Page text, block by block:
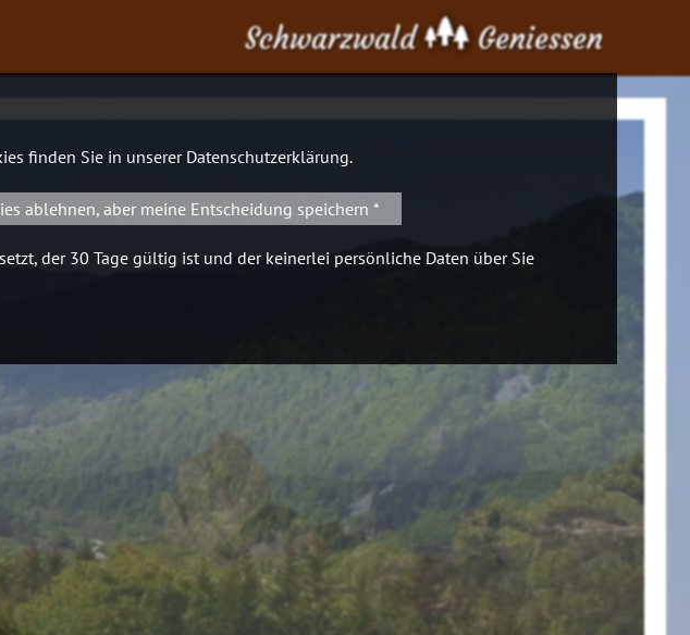
Schwarzwald Geniessen
finden Sie in unserer Datenschutzerklärung.
ablehnen, aber meine Entscheidung speichern *
der 30 Tage gültig ist und der keinerlei persönliche Daten über Sie